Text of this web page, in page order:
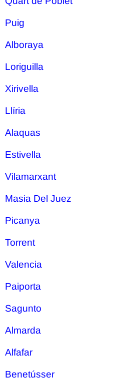
Puig
Alboraya
Loriguilla
Xirivella
Llíria
Alaquas
Estivella
Vilamarxant
Masia Del Juez
Picanya
Torrent
Valencia
Paiporta
Sagunto
Almarda
Alfafar
Benetússer